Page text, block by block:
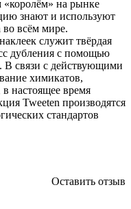
«королём» на рынке
знают и используют
во всём мире.
служит твёрдая
дубления с помощью
В связи с действующими
химикатов,
настоящее время
Tweeten производятся
стандартов
Оставить отзыв